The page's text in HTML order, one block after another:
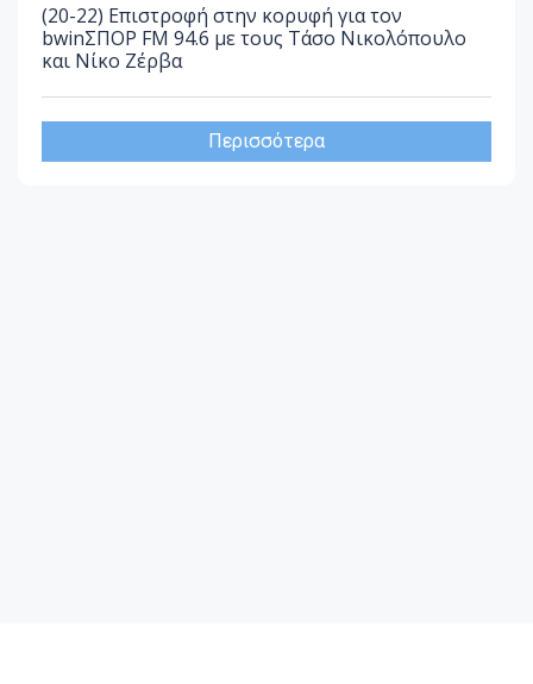
(20-22) Επιστροφή στην κορυφή για τον
bwinΣΠΟΡ FM 94.6 με τους Τάσο Νικολόπουλο
και Νίκο Ζέρβα
Περισσότερα